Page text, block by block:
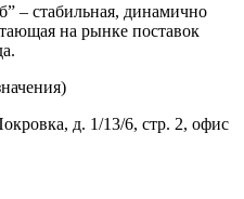
– стабильная, динамично
на рынке поставок
д. 1/13/6, стр. 2, офис